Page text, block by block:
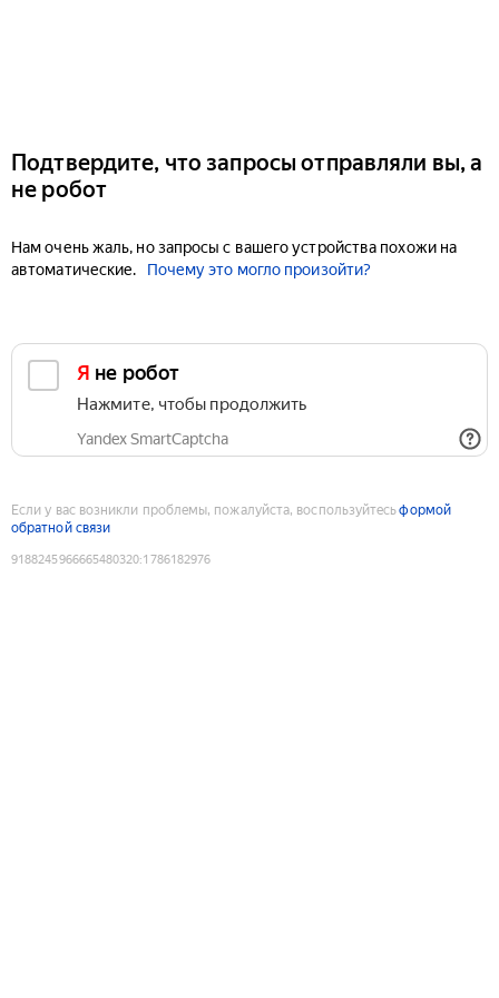
Подтвердите, что запросы отправляли вы, а
не робот
Нам очень жаль, но запросы с вашего устройства похожи на
автоматические.
Почему это могло произойти?
Я не робот
Нажмите, чтобы продолжить
Yandex SmartCaptcha
Если у вас возникли проблемы, пожалуйста, воспользуйтесьформой
обратной связи
9188245966665480320:1786182976